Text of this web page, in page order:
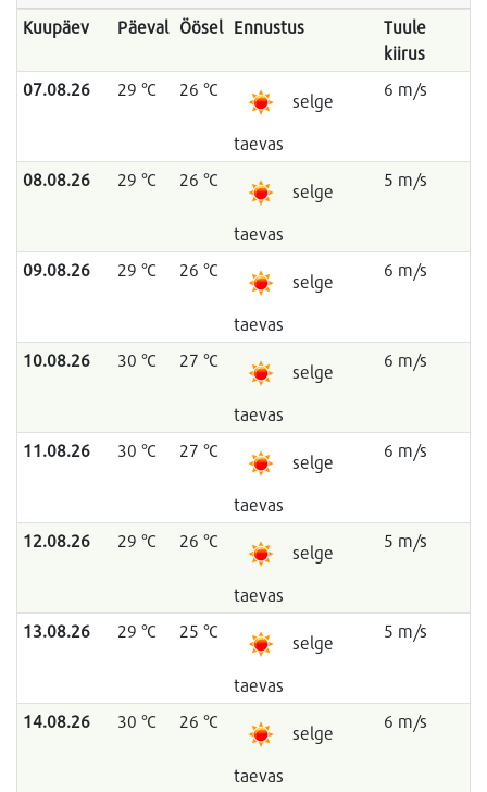
Kuupäev Päeval Öösel Ennustus
Tuule
kiirus
07.08.26
29 °C 26 °C
selge
taevas
6 m/s
08.08.26 29 °C 26 °C
selge
taevas
5 m/s
09.08.26 29 °C 26 °C
selge
taevas
6 m/s
10.08.26 30 °C 27 °C
selge
taevas
6 m/s
11.08.26 30 °C 27 °C
selge
taevas
6 m/s
12.08.26 29 °C 26 °C
selge
taevas
5 m/s
13.08.26 29 °C 25 °C
selge
taevas
5 m/s
14.08.26 30 °C 26 °C
selge
taevas
6 m/s